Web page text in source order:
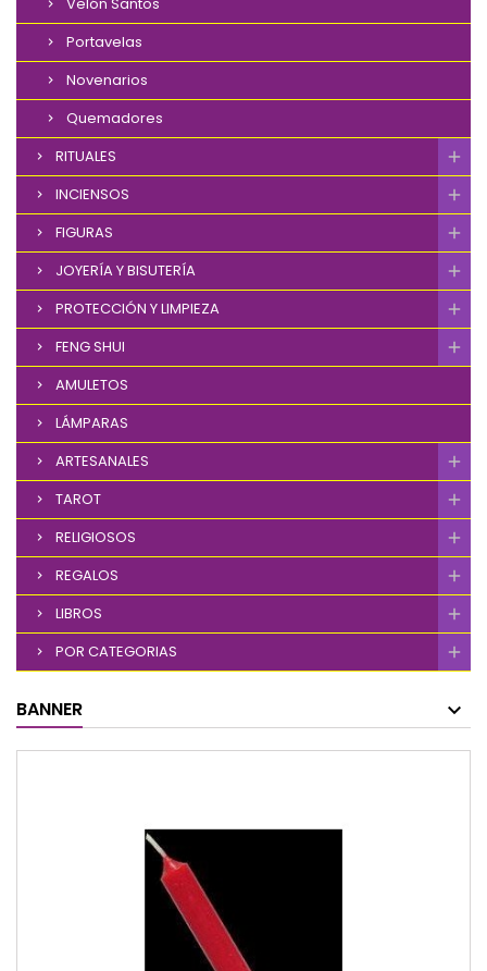
Portavelas
Novenarios
Quemadores
RITUALES
INCIENSOS
FIGURAS
JOYERÍA Y BISUTERÍA
PROTECCIÓN Y LIMPIEZA
FENG SHUI
AMULETOS
LÁMPARAS
ARTESANALES
TAROT
RELIGIOSOS
REGALOS
LIBROS
POR CATEGORIAS
BANNER